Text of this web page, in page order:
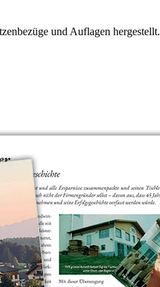
und Auflagen hergestellt.